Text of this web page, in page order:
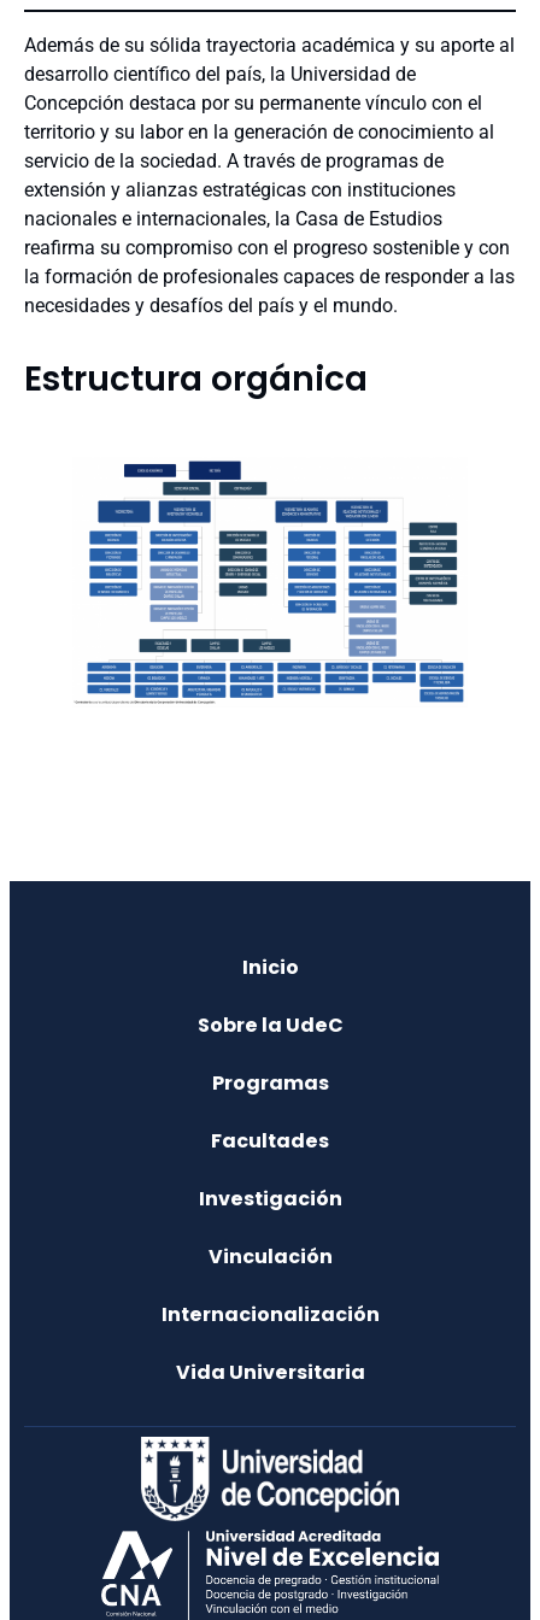
Reparticiones
Autoridades universitarias
Símbolos universitarios
Documentos institucionales
UdeC en cifras
Sobre la Corporación
Cuenta pública
Además de su sólida trayectoria académica y su aporte al
desarrollo científico del país, la Universidad de
Concepción destaca por su permanente vínculo con el
territorio y su labor en la generación de conocimiento al
servicio de la sociedad. A través de programas de
extensión y alianzas estratégicas con instituciones
nacionales e internacionales, la Casa de Estudios
reafirma su compromiso con el progreso sostenible y con
la formación de profesionales capaces de responder a las
necesidades y desafíos del país y el mundo.
Estructura orgánica
Inicio
Sobre la UdeC
Programas
Facultades
Investigación
Vinculación
Internacionalización
Vida Universitaria